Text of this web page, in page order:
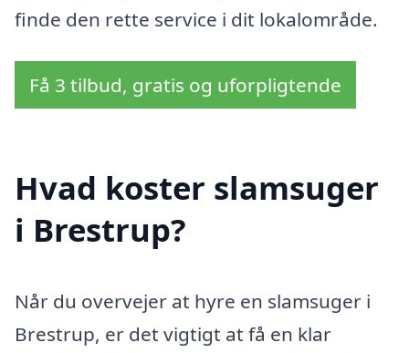
finde den rette service i dit lokalområde.
Få 3 tilbud, gratis og uforpligtende
Hvad koster slamsuger
i Brestrup?
Når du overvejer at hyre en slamsuger i
Brestrup, er det vigtigt at få en klar